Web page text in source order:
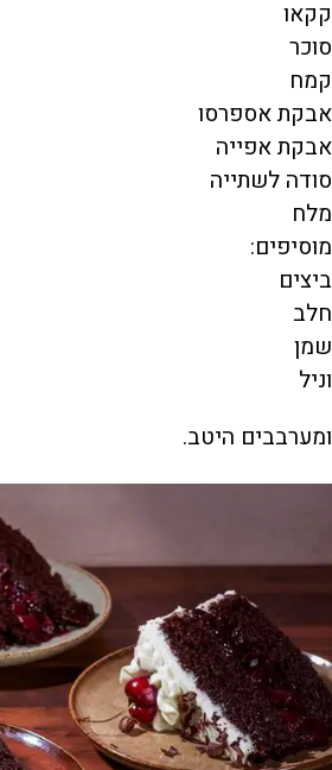
קקאו
סוכר
קמח
אבקת אספרסו
אבקת אפייה
סודה לשתייה
מלח
מוסיפים:
ביצים
חלב
שמן
וניל
ומערבבים היטב.